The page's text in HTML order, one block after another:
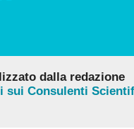
dalla redazione
sui Consulenti